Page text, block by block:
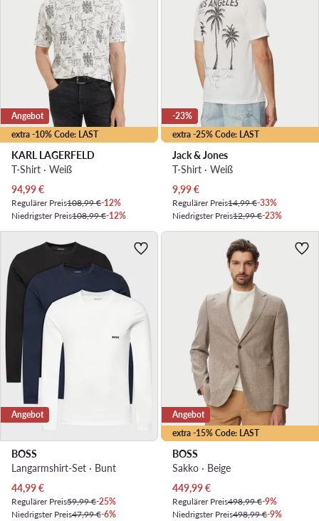
extra -10% Code: LAST
Angebot
KARL LAGERFELD
T-Shirt · Weiß
Aktueller Preis
94,99€
Regulärer Preis108,99 €-12%
Niedrigster Preis108,99 €-12%
extra -25% Code: LAST
-23%
Jack & Jones
T-Shirt · Weiß
Aktueller Preis
9,99€
Regulärer Preis14,99 €-33%
Niedrigster Preis12,99 €-23%
Angebot
BOSS
Langarmshirt-Set · Bunt
Aktueller Preis
44,99€
Regulärer Preis59,99 €-25%
Niedrigster Preis47,99 €-6%
extra -15% Code: LAST
Angebot
BOSS
Sakko · Beige
Aktueller Preis
449,99€
Regulärer Preis498,99 €-9%
Niedrigster Preis498,99 €-9%